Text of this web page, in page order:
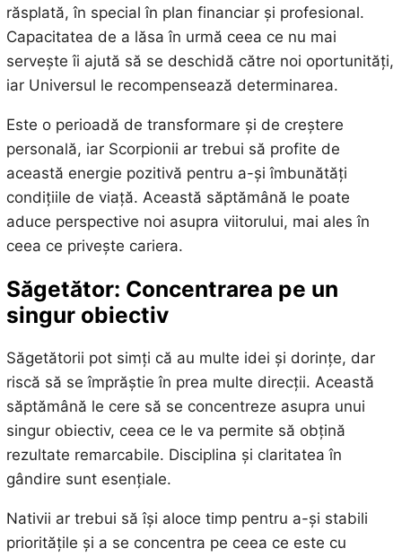
răsplată, în special în plan financiar și profesional.
Capacitatea de a lăsa în urmă ceea ce nu mai
servește îi ajută să se deschidă către noi oportunități,
iar Universul le recompensează determinarea.
Este o perioadă de transformare și de creștere
personală, iar Scorpionii ar trebui să profite de
această energie pozitivă pentru a-și îmbunătăți
condițiile de viață. Această săptămână le poate
aduce perspective noi asupra viitorului, mai ales în
ceea ce privește cariera.
Săgetător: Concentrarea pe un
singur obiectiv
Săgetătorii pot simți că au multe idei și dorințe, dar
riscă să se împrăștie în prea multe direcții. Această
săptămână le cere să se concentreze asupra unui
singur obiectiv, ceea ce le va permite să obțină
rezultate remarcabile. Disciplina și claritatea în
gândire sunt esențiale.
Nativii ar trebui să își aloce timp pentru a-și stabili
prioritățile și a se concentra pe ceea ce este cu